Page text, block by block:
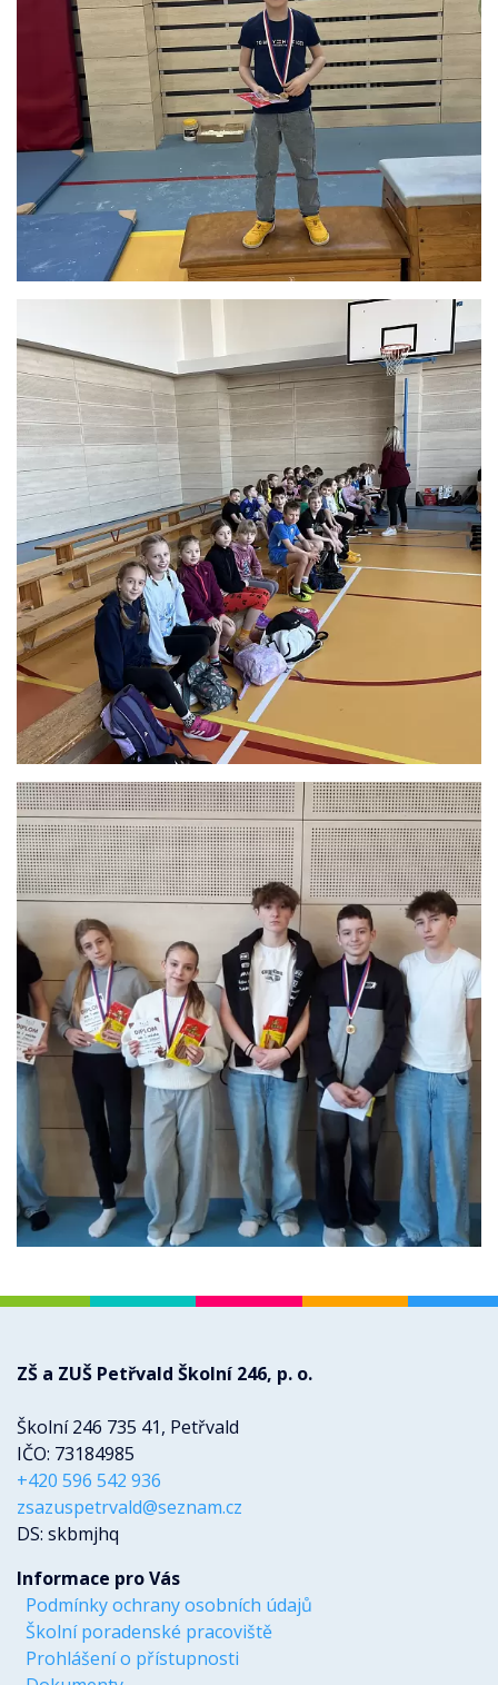
ZŠ a ZUŠ Petřvald Školní 246, p. o.
Školní 246 735 41, Petřvald
IČO: 73184985
+420 596 542 936
zsazuspetrvald@seznam.cz
DS: skbmjhq
Informace pro Vás
Podmínky ochrany osobních údajů
Školní poradenské pracoviště
Prohlášení o přístupnosti